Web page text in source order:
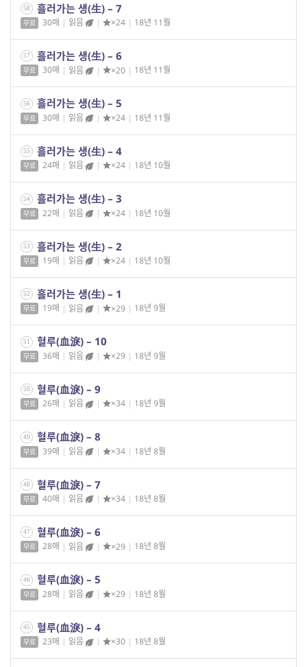
58 흘러가는 생(生) – 7
무료 30매 | 읽음 | ×24 | 18년 11월
57 흘러가는 생(生) – 6
무료 30매 | 읽음 | ×20 | 18년 11월
56 흘러가는 생(生) – 5
무료 30매 | 읽음 | ×24 | 18년 11월
55 흘러가는 생(生) – 4
무료 24매 | 읽음 | ×24 | 18년 10월
54 흘러가는 생(生) – 3
무료 22매 | 읽음 | ×24 | 18년 10월
53 흘러가는 생(生) – 2
무료 19매 | 읽음 | ×24 | 18년 10월
52 흘러가는 생(生) – 1
무료 19매 | 읽음 | ×29 | 18년 9월
51 혈루(血淚) – 10
무료 36매 | 읽음 | ×29 | 18년 9월
50 혈루(血淚) – 9
무료 26매 | 읽음 | ×34 | 18년 9월
49 혈루(血淚) – 8
무료 39매 | 읽음 | ×34 | 18년 8월
48 혈루(血淚) – 7
무료 40매 | 읽음 | ×34 | 18년 8월
47 혈루(血淚) – 6
무료 28매 | 읽음 | ×29 | 18년 8월
46 혈루(血淚) – 5
무료 28매 | 읽음 | ×29 | 18년 8월
45 혈루(血淚) – 4
무료 23매 | 읽음 | ×30 | 18년 8월